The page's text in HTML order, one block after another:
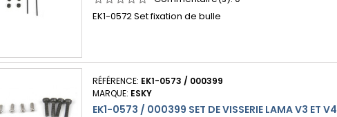
EK1-0572 Set fixation de bulle
RÉFÉRENCE: EK1-0573 / 000399
MARQUE: ESKY
EK1-0573 / 000399 SET DE VISSERIE LAMA V3 ET V4